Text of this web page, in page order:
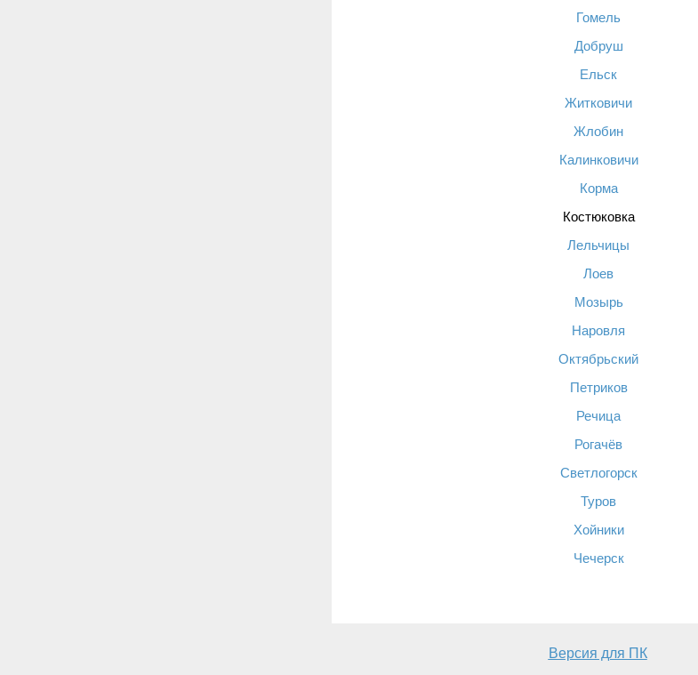
Гомель
Добруш
Ельск
Житковичи
Жлобин
Калинковичи
Корма
Костюковка
Лельчицы
Лоев
Мозырь
Наровля
Октябрьский
Петриков
Речица
Рогачёв
Светлогорск
Туров
Хойники
Чечерск
Версия для ПК